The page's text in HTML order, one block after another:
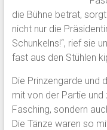
die Bühne betrat,
nicht nur die
Schunkelns!“, rief sie
fast aus den Stühlen
Die Prinzengarde und
mit von der Partie und
Fasching, sondern
Die Tänze waren so